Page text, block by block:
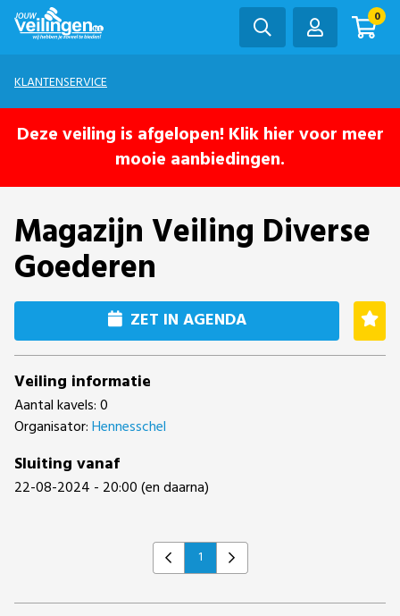
0
KLANTENSERVICE
Deze veiling is afgelopen! Klik hier voor meer
mooie aanbiedingen.
Magazijn Veiling Diverse
Goederen
ZET IN AGENDA
Veiling informatie
Aantal kavels: 0
Organisator:Hennesschel
Sluiting vanaf
22-08-2024 - 20:00 (en daarna)
Previous
1 Next